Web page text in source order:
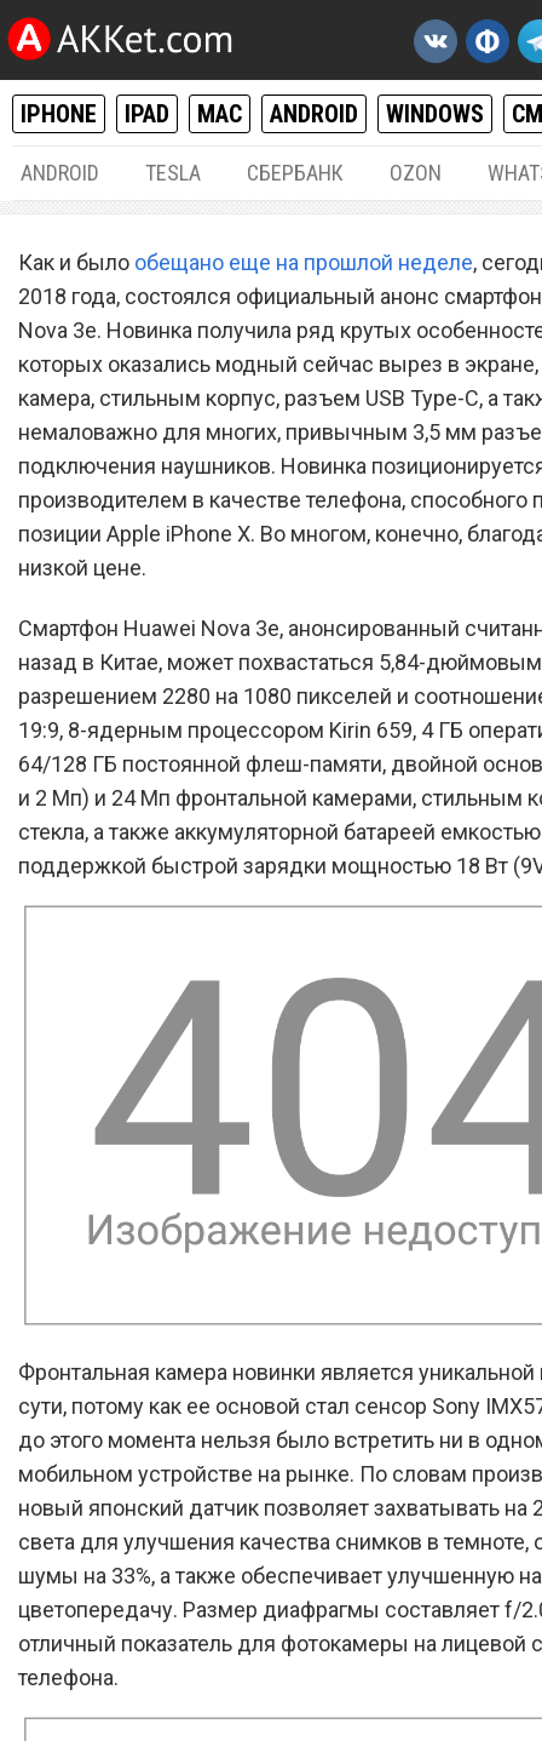
IPHONE IPAD MAC ANDROID WINDOWS
ANDROID TESLA СБЕРБАНК OZON
Анонс Huawei Nova 3e:
смартфон с вырезом в
двойной камерой и
корпусом
Как и было обещано еще на прошлой неделе,
2018 года, состоялся официальный анонс
Nova 3e. Новинка получила ряд крутых
которых оказались модный сейчас вырез в
камера, стильным корпус, разъем USB Type-C, а
немаловажно для многих, привычным 3,5 мм
подключения наушников. Новинка
производителем в качестве телефона, способного
позиции Apple iPhone X. Во многом, конечно,
низкой цене.
Смартфон Huawei Nova 3e, анонсированный
назад в Китае, может похвастаться 5,84-
разрешением 2280 на 1080 пикселей и
19:9, 8-ядерным процессором Kirin 659, 4 ГБ
64/128 ГБ постоянной флеш-памяти, двойной
и 2 Мп) и 24 Мп фронтальной камерами, стильным
стекла, а также аккумуляторной батареей
поддержкой быстрой зарядки мощностью 18 Вт
Фронтальная камера новинки является уникальной
сути, потому как ее основой стал сенсор Sony
до этого момента нельзя было встретить ни в
мобильном устройстве на рынке. По словам
новый японский датчик позволяет захватывать на
света для улучшения качества снимков в темноте,
шумы на 33%, а также обеспечивает улучшенную
цветопередачу. Размер диафрагмы составляет f/
отличный показатель для фотокамеры на лицевой
телефона.